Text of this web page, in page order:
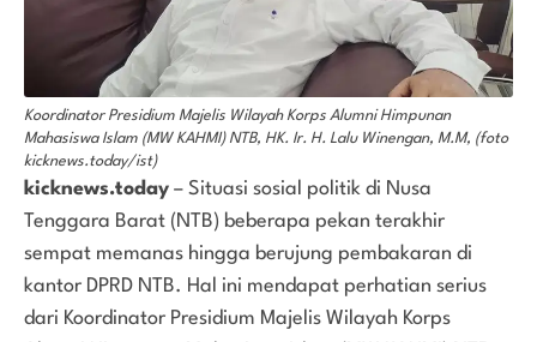
Koordinator Presidium Majelis Wilayah Korps Alumni Himpunan
Mahasiswa Islam (MW KAHMI) NTB, HK. Ir. H. Lalu Winengan, M.M, (foto
kicknews.today/ist)
kicknews.today – Situasi sosial politik di Nusa
Tenggara Barat (NTB) beberapa pekan terakhir
sempat memanas hingga berujung pembakaran di
kantor DPRD NTB. Hal ini mendapat perhatian serius
dari Koordinator Presidium Majelis Wilayah Korps